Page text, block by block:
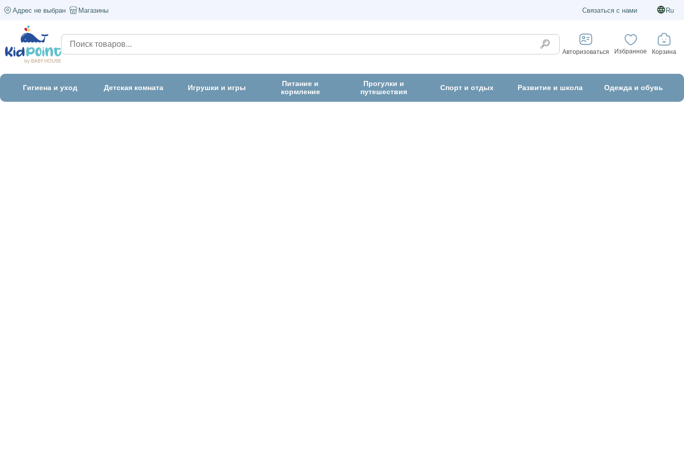
Адрес не выбран Магазины Связаться с нами Ru
Авторизоваться Избранное Корзина
Гигиена и уход Детская комната Игрушки и игры
Питание и
кормление
Прогулки и
путешествия
Спорт и отдых Развитие и школа Одежда и обувь